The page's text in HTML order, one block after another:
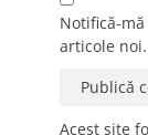
Notifică-
articole noi.
Acest site